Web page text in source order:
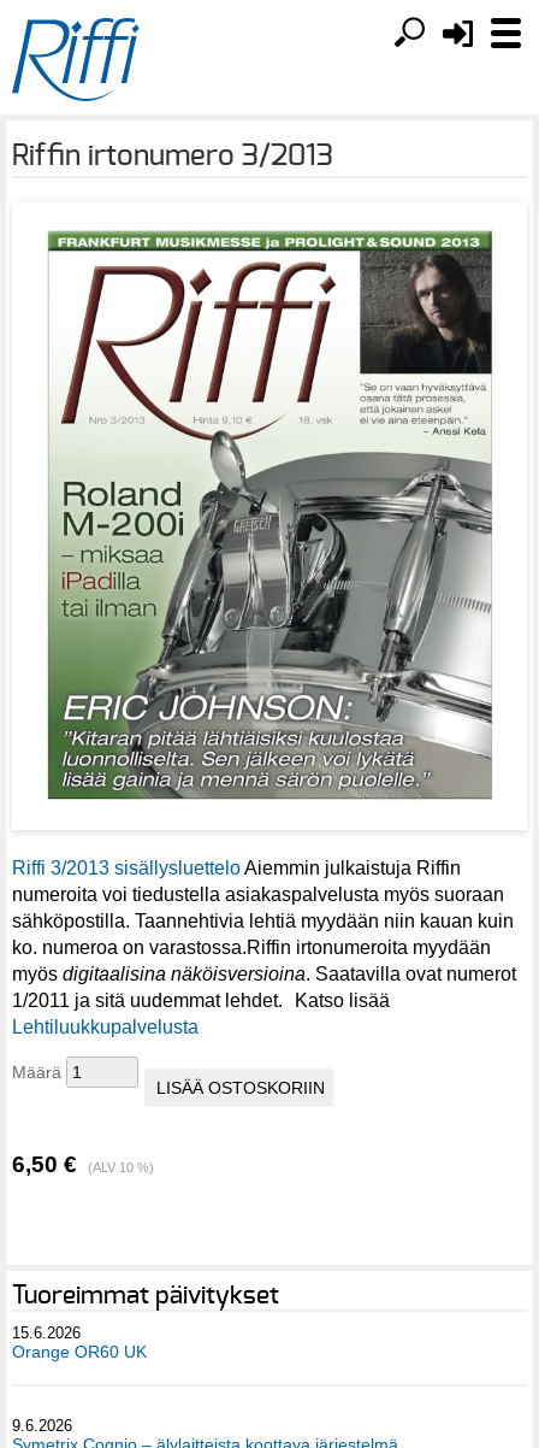
Riffin irtonumero 3/2013
Riffi 3/2013 sisällysluetteloAiemmin julkaistuja Riffin
numeroita voi tiedustella asiakaspalvelusta myös suoraan
sähköpostilla. Taannehtivia lehtiä myydään niin kauan kuin
ko. numeroa on varastossa.Riffin irtonumeroita myydään
myös digitaalisina näköisversioina. Saatavilla ovat numerot
1/2011 ja sitä uudemmat lehdet. Katso lisää
Lehtiluukkupalvelusta
Määrä
6,50 € (ALV 10 %)
Tuoreimmat päivitykset
15.6.2026
Orange OR60 UK
9.6.2026